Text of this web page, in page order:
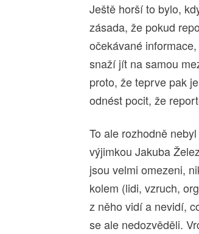
Ještě horší to bylo,
zásada, že pokud
očekávané
snaží jít na samou
proto, že teprve pak
odnést pocit, že
To ale rozhodně
výjimkou Jakuba
jsou velmi omezeni,
kolem (lidi, vzruch,
z něho vidí a nevidí,
se ale nedozvěděli.